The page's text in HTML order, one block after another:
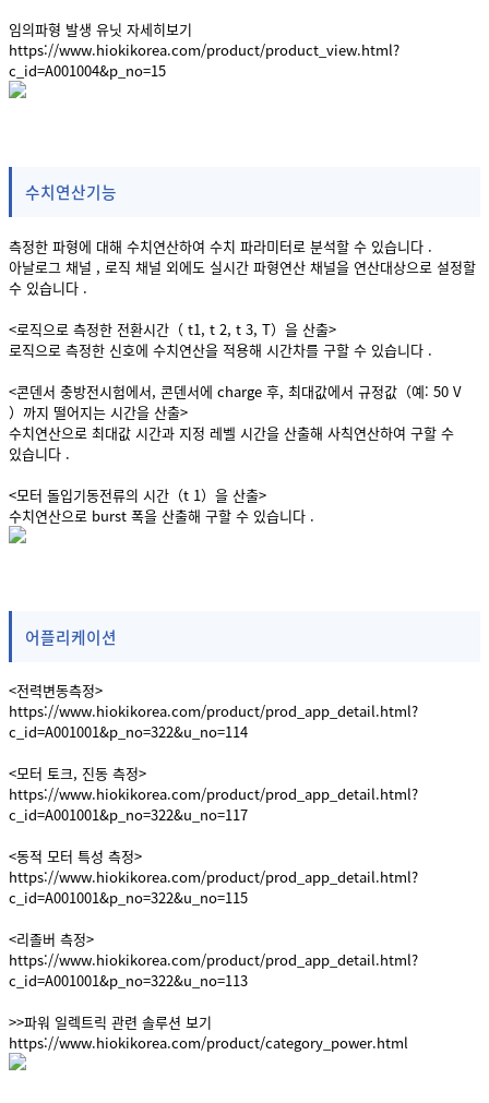
임의파형 발생 유닛 자세히보기
https://www.hiokikorea.com/product/product_view.html?
c_id=A001004&p_no=15
수치연산기능
측정한 파형에 대해 수치연산하여 수치 파라미터로 분석할 수 있습니다 .
아날로그 채널 , 로직 채널 외에도 실시간 파형연산 채널을 연산대상으로 설정할
수 있습니다 .
<로직으로 측정한 전환시간（ t1, t 2, t 3, T）을 산출>
로직으로 측정한 신호에 수치연산을 적용해 시간차를 구할 수 있습니다 .
<콘덴서 충방전시험에서, 콘덴서에 charge 후, 최대값에서 규정값（예: 50 V
）까지 떨어지는 시간을 산출>
수치연산으로 최대값 시간과 지정 레벨 시간을 산출해 사칙연산하여 구할 수
있습니다 .
<모터 돌입기동전류의 시간（t 1）을 산출>
수치연산으로 burst 폭을 산출해 구할 수 있습니다 .
어플리케이션
<전력변동측정>
https://www.hiokikorea.com/product/prod_app_detail.html?
c_id=A001001&p_no=322&u_no=114
<모터 토크, 진동 측정>
https://www.hiokikorea.com/product/prod_app_detail.html?
c_id=A001001&p_no=322&u_no=117
<동적 모터 특성 측정>
https://www.hiokikorea.com/product/prod_app_detail.html?
c_id=A001001&p_no=322&u_no=115
<리졸버 측정>
https://www.hiokikorea.com/product/prod_app_detail.html?
c_id=A001001&p_no=322&u_no=113
>>파워 일렉트릭 관련 솔루션 보기
https://www.hiokikorea.com/product/category_power.html